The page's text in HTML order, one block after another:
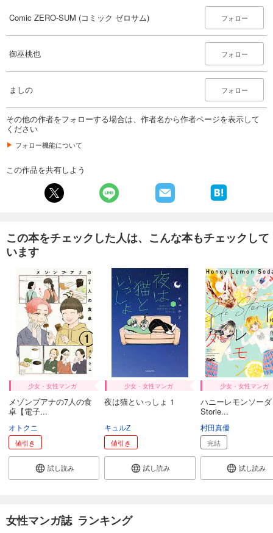
509 円 (税込)
カート
試し読み
カート
円 (税込)
あらすじを表示する
509円 (税込)
カート
試し読み
あらすじを表示する
Comic ZERO-SUM (コミック ゼロサム) 2024年12月号[雑誌]
509円 (税込)
カート
試し読み
509円 (税込)
Comic ZERO-SUM (コミック ゼロサム) フォロー
御巫桃也 フォロー
ましの フォロー
その他の作者をフォローする場合は、作者名から作者ページを表示して
ください
フォロー機能について
この作品を共有しよう
この本をチェックした人は、こんな本もチェックして
います
少女・女性マンガ
メゾンプアナの7人の食
卓【電子...
オトクニ
値引き
試し読み
少女・女性マンガ
夜は猫といっしょ 1
キュルZ
値引き
試し読み
少女・女性マンガ
ハニーレモンソー
Storie...
村田真優
完結
試し読み
女性マンガ誌 ランキング